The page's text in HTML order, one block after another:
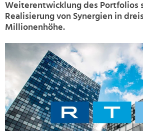
Weiterentwicklung des Portfolios
Realisierung von Synergien in
Millionenhöhe.